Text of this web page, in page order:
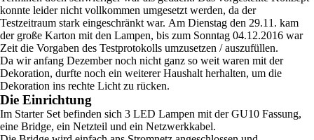
konnte leider nicht vollkommen umgesetzt werden, da der
Testzeitraum stark eingeschränkt war. Am Dienstag den 29.11. kam
der große Karton mit den Lampen, bis zum Sonntag 04.12.2016 war
Zeit die Vorgaben des Testprotokolls umzusetzen / auszufüllen.
Da wir anfang Dezember noch nicht ganz so weit waren mit der
Dekoration, durfte noch ein weiterer Haushalt herhalten, um die
Dekoration ins rechte Licht zu rücken.
Die Einrichtung
Im Starter Set befinden sich 3 LED Lampen mit der GU10 Fassung,
eine Bridge, ein Netzteil und ein Netzwerkkabel.